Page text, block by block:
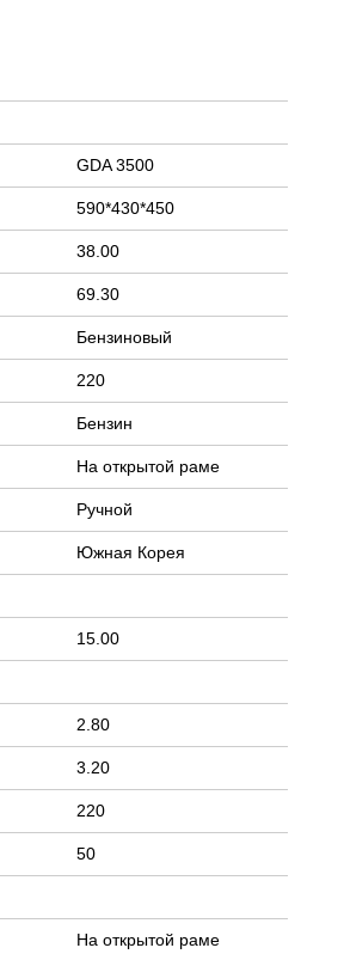
GDA 3500
590*430*450
38.00
69.30
Бензиновый
220
Бензин
На открытой раме
Ручной
Южная Корея
15.00
2.80
3.20
220
50
На открытой раме